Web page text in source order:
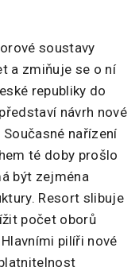
soustavy
a zmiňuje se o ní
republiky do
návrh nové
nařízení
té doby prošlo
být zejména
Resort slibuje
počet oborů
pilíři nové